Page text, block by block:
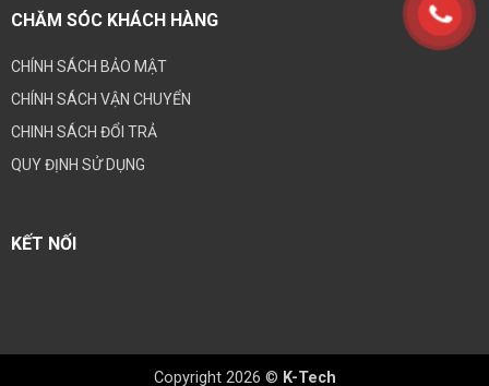
CHĂM SÓC KHÁCH HÀNG
CHÍNH SÁCH BẢO MẬT
CHÍNH SÁCH VẬN CHUYỂN
CHINH SÁCH ĐỔI TRẢ
QUY ĐỊNH SỬ DỤNG
KẾT NỐI
Copyright 2026 © K-Tech